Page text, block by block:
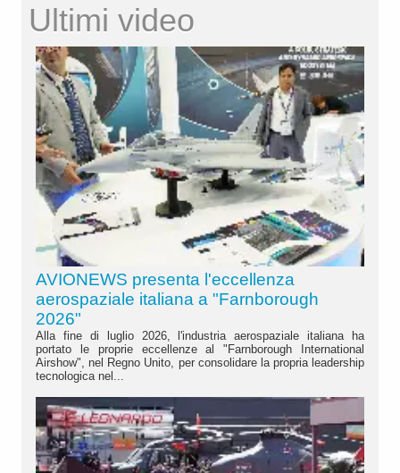
Ultimi video
AVIONEWS presenta l'eccellenza
aerospaziale italiana a "Farnborough
2026"
Alla fine di luglio 2026, l'industria aerospaziale italiana ha
portato le proprie eccellenze al "Farnborough International
Airshow", nel Regno Unito, per consolidare la propria leadership
tecnologica nel...